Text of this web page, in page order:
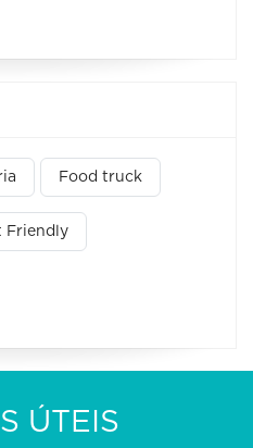
Food truck
Friendly
ÚTEIS